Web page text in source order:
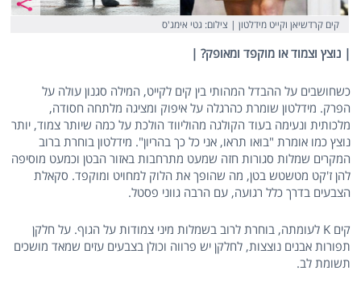
קים קרדשיאן וקייט מידלטון | צילום: גטי אימג'ס
| נוצץ וצמוד או מוקפד ומאופק? |
כשחושבים על ההבדל המהותי בין קים לקייט, המילה סגנון עולה על
הפרק. מידלטון שומרת כהרגלה על איפוק ומציגה מלתחה חסודה,
מלכותית ונעימה בעוד הקולגה מהוליווד הולכת על כמה שיותר צמוד, יותר
נוצץ כמו אומרת "בואו תראו, אני כל כך בהריון". מידלטון בוחרת ברוב
המקרים שמלות סגורות חזה שמעט מתרחבות באזור הבטן וכמעט מוסיפה
להן ז'קט מטשטש בטן, מה שהופך את הלוק למחויט ומוקפד. סקאלת
הצבעים בדרך כלל רגועה, עם הרבה גווני פסטל.
קים K לעומתה, בוחרת לרוב בשמלות מיני צמודות על הגוף. על חלקן
תפורות אבנים נוצצות, לחלקן יש פרווה וכולן בצבעים עזים שמאד מושכים
תשומת לב.